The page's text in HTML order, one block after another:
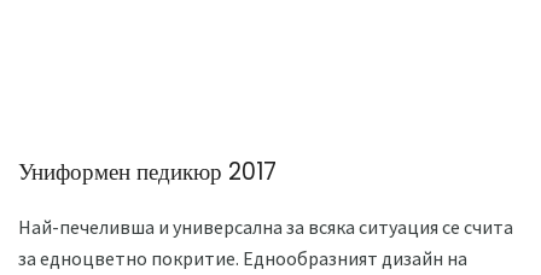
Униформен педикюр 2017
Най-печеливша и универсална за всяка ситуация се счита
за едноцветно покритие. Еднообразният дизайн на